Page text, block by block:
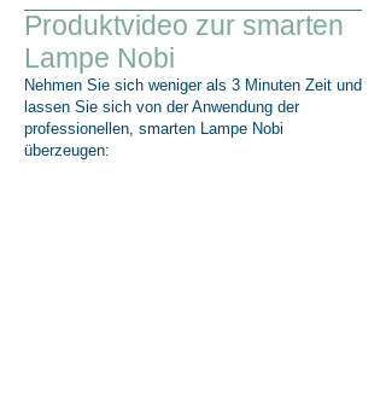
Produktvideo zur smarten
Lampe Nobi
Nehmen Sie sich weniger als 3 Minuten Zeit und
lassen Sie sich von der Anwendung der
professionellen, smarten Lampe Nobi
überzeugen: